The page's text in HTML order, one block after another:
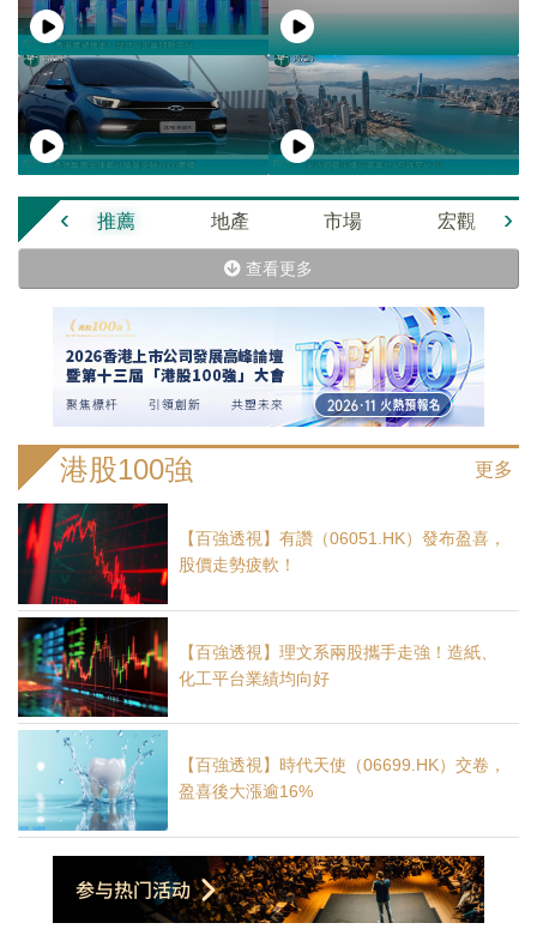
推薦 地產 市場 宏觀
‹ ›
查看更多
更多
港股100強
【百強透視】有讚（06051.HK）發布盈喜，
股價走勢疲軟！
【百強透視】理文系兩股攜手走強！造紙、
化工平台業績均向好
【百強透視】時代天使（06699.HK）交卷，
盈喜後大漲逾16%